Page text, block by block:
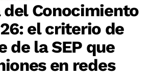
Conocimiento
el criterio de
de la SEP que
en redes